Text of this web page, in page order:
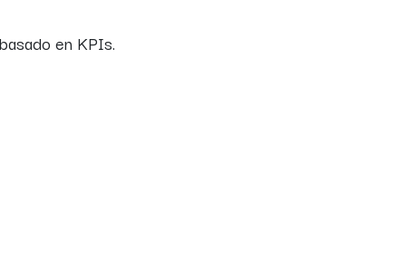
en KPIs.